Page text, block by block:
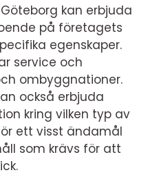
kan erbjuda
på företagets
egenskaper.
service och
ombyggnationer.
också erbjuda
kring vilken typ av
ett visst ändamål
som krävs för att